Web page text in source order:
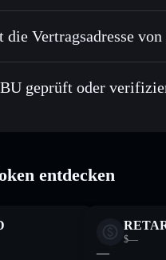
– übertrage LABUBU,
LABUBU
Privacy
die Vertragsadresse
geprüft oder
entdecken
$—
—